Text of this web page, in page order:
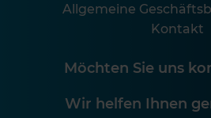
Allgemeine
Kontakt
Möchten Sie uns
Wir helfen Ihnen